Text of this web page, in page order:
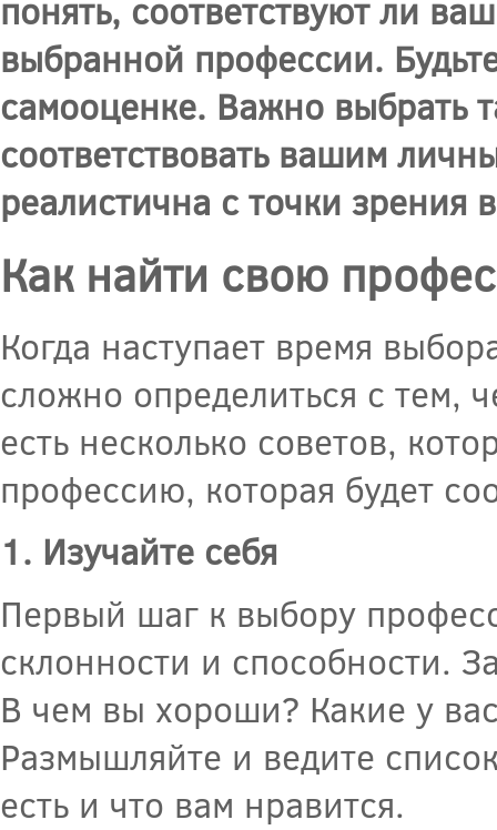
понять, соответствуют ли
выбранной профессии.
самооценке. Важно выбрать
соответствовать вашим
реалистична с точки
Как найти свою
Когда наступает время
сложно определиться с тем,
есть несколько советов,
профессию, которая будет
1. Изучайте себя
Первый шаг к выбору
склонности и способности.
В чем вы хороши? Какие у
Размышляйте и ведите
есть и что вам нравится.